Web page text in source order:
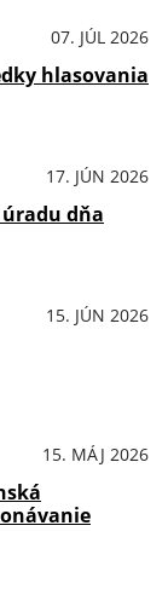
07. JÚL 2026
hlasovania
17. JÚN 2026
dňa
15. JÚN 2026
15. MÁJ 2026